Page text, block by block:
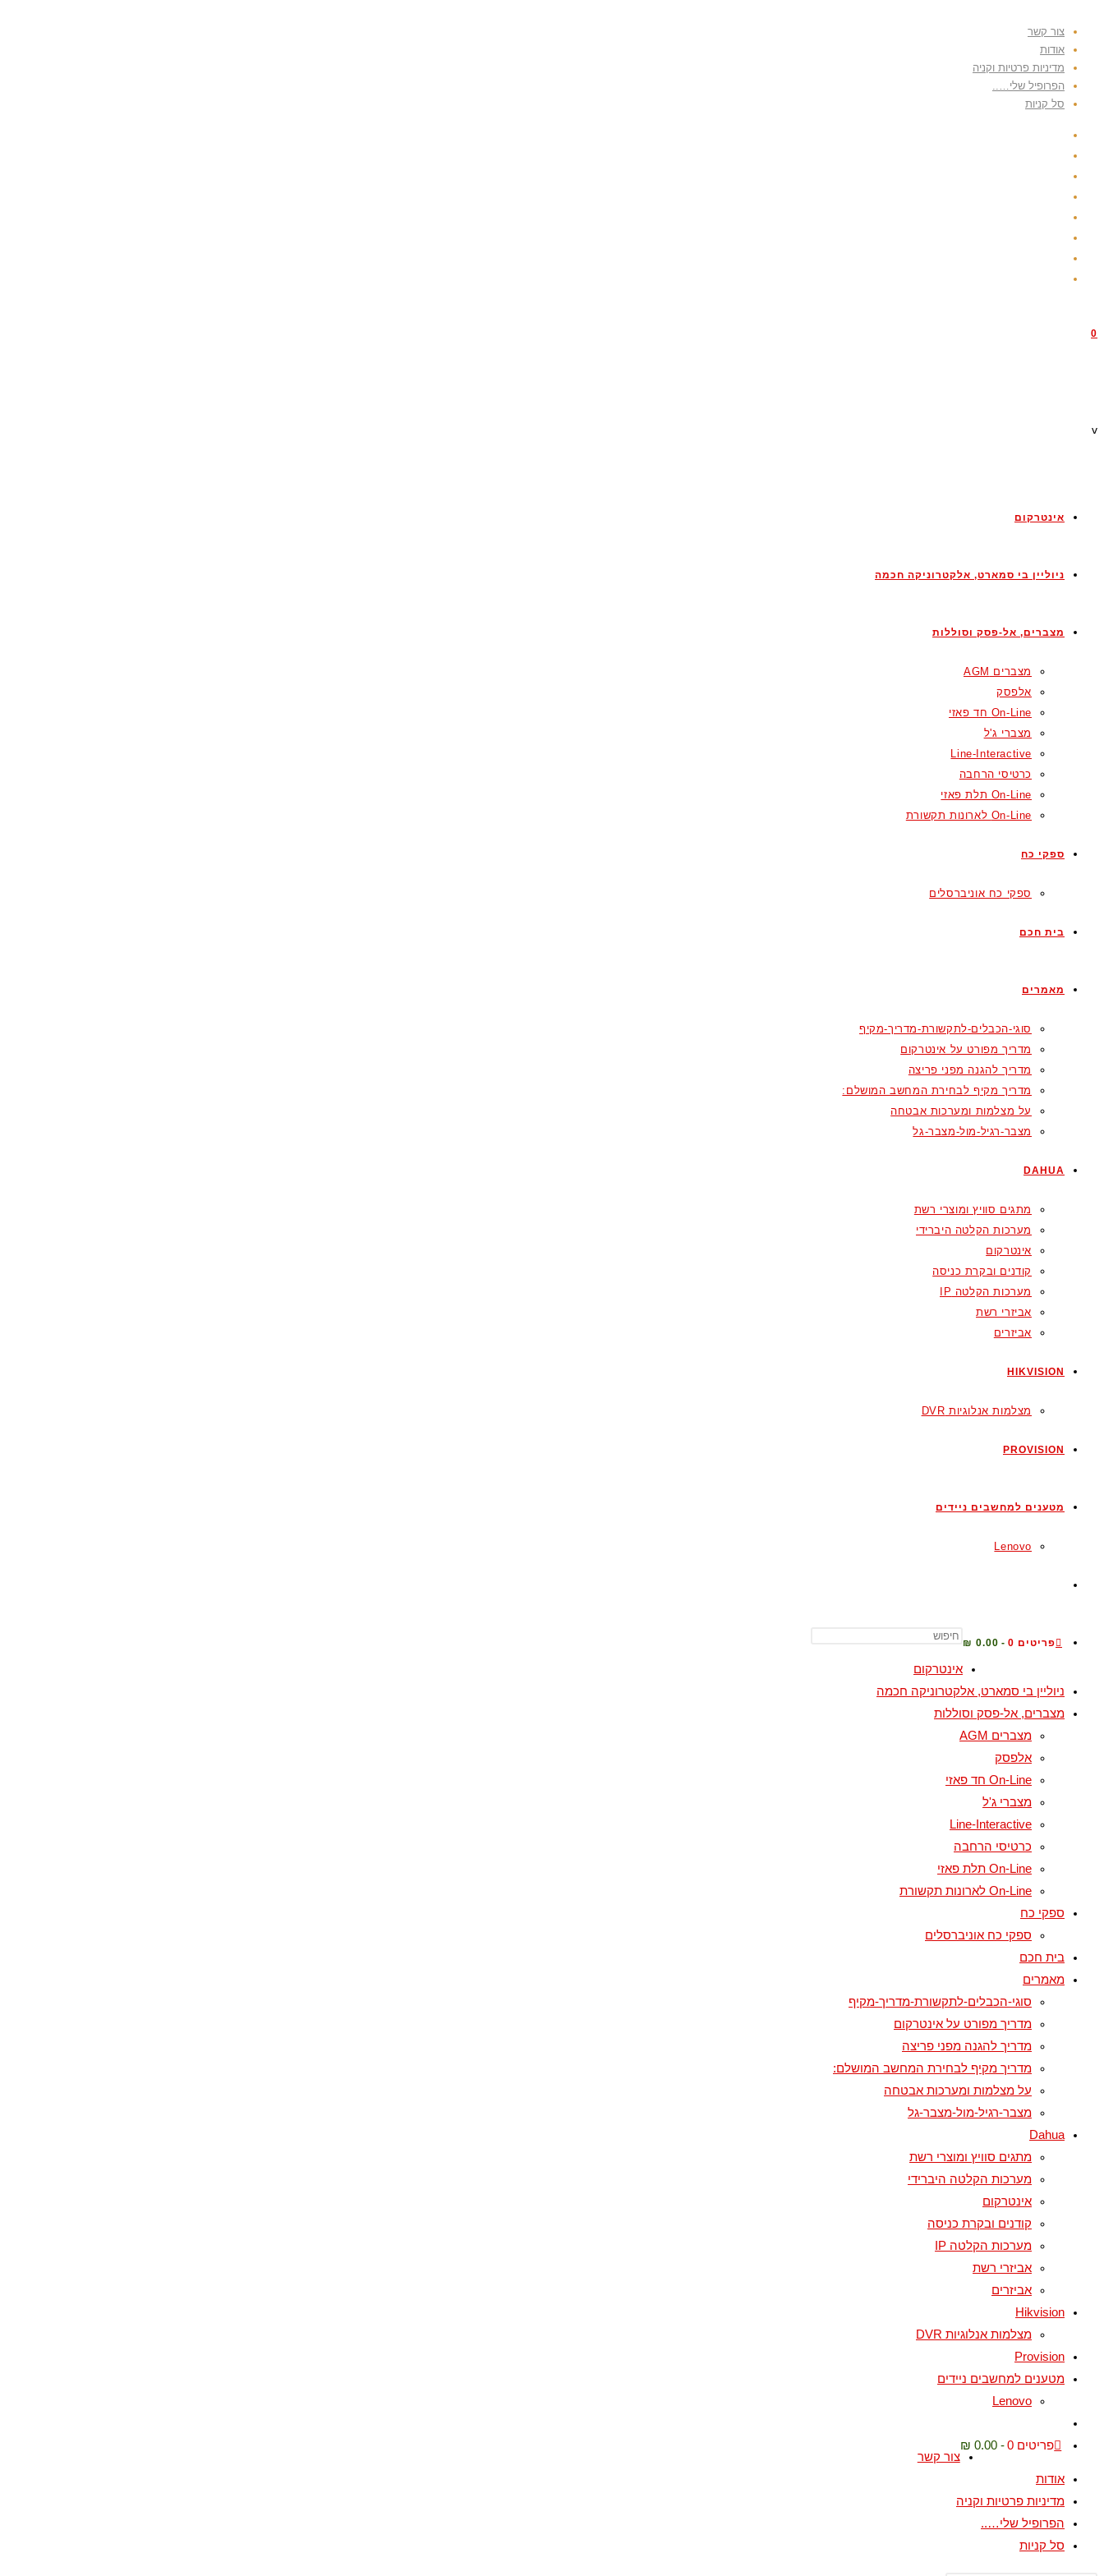
content
צור קשר
אודות
מדיניות פרטיות וקניה
הפרופיל שלי…..
סל קניות
0
v
אינטרקום
ניוליין בי סמארט, אלקטרוניקה חכמה
מצברים, אל-פסק וסוללות
מצברים AGM
אלפסק
On-Line חד פאזי
מצברי ג'ל
Line-Interactive
כרטיסי הרחבה
On-Line תלת פאזי
On-Line לארונות תקשורת
ספקי כח
ספקי כח אוניברסלים
בית חכם
מאמרים
סוגי-הכבלים-לתקשורת-מדריך-מקיף
מדריך מפורט על אינטרקום
מדריך להגנה מפני פריצה
מדריך מקיף לבחירת המחשב המושלם:
על מצלמות ומערכות אבטחה
מצבר-רגיל-מול-מצבר-גל
DAHUA
מתגים סוויץ ומוצרי רשת
מערכות הקלטה היברידי
אינטרקום
קודנים ובקרת כניסה
מערכות הקלטה IP
אביזרי רשת
אביזרים
HIKVISION
מצלמות אנלוגיות DVR
PROVISION
מטענים למחשבים ניידים
Lenovo
WEBSITE
SEARCH
פריטים 0 0.00 ₪
אינטרקום
ניוליין בי סמארט, אלקטרוניקה חכמה
מצברים, אל-פסק וסוללות
מצברים AGM
אלפסק
On-Line חד פאזי
מצברי ג'ל
Line-Interactive
כרטיסי הרחבה
On-Line תלת פאזי
On-Line לארונות תקשורת
ספקי כח
ספקי כח אוניברסלים
בית חכם
מאמרים
סוגי-הכבלים-לתקשורת-מדריך-מקיף
מדריך מפורט על אינטרקום
מדריך להגנה מפני פריצה
מדריך מקיף לבחירת המחשב המושלם:
על מצלמות ומערכות אבטחה
מצבר-רגיל-מול-מצבר-גל
Dahua
מתגים סוויץ ומוצרי רשת
מערכות הקלטה היברידי
אינטרקום
קודנים ובקרת כניסה
מערכות הקלטה IP
אביזרי רשת
אביזרים
Hikvision
מצלמות אנלוגיות DVR
Provision
מטענים למחשבים ניידים
Lenovo
website
פריטים 0
0.00 ₪
צור קשר
אודות
מדיניות פרטיות וקניה
הפרופיל שלי…..
סל קניות